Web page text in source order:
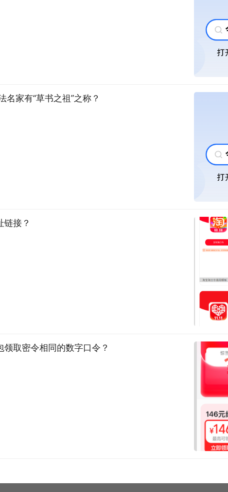
家有“草书之祖”之称？
接？
取密令相同的数字口令？